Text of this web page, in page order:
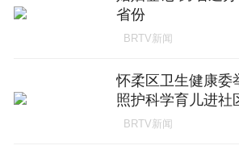
省份
BRTV新闻
怀柔区卫生健康委
照护科学育儿进社
BRTV新闻